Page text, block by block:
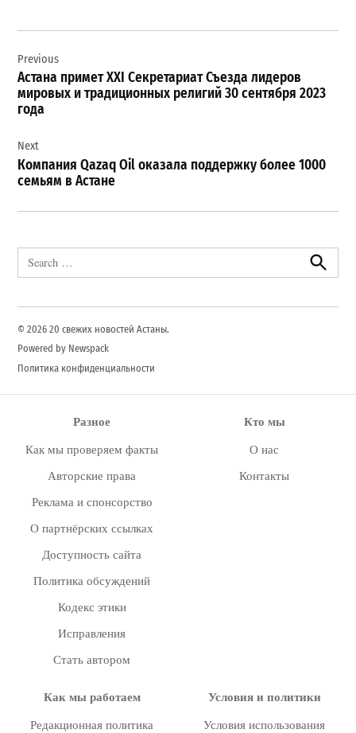
по
записям
Previous
Астана примет XXI Секретариат Съезда лидеров
мировых и традиционных религий 30 сентября 2023
года
Next
Компания Qazaq Oil оказала поддержку более 1000
семьям в Астане
Search
for:
Search
© 2026 20 свежих новостей Астаны.
Powered by Newspack
Политика конфиденциальности
Разное
Как мы проверяем факты
Авторские права
Реклама и спонсорство
О партнёрских ссылках
Доступность сайта
Политика обсуждений
Кодекс этики
Исправления
Стать автором
Кто мы
О нас
Контакты
Как мы работаем
Редакционная политика
Условия и политики
Условия использования